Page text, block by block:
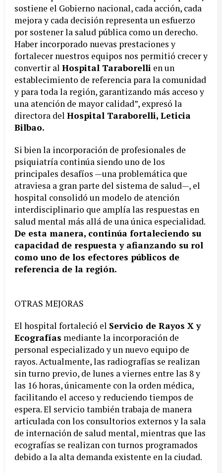
sostiene el Gobierno nacional, cada acción, cada
mejora y cada decisión representa un esfuerzo
por sostener la salud pública como un derecho.
Haber incorporado nuevas prestaciones y
fortalecer nuestros equipos nos permitió crecer y
convertir al Hospital Taraborelli en un
establecimiento de referencia para la comunidad
y para toda la región, garantizando más acceso y
una atención de mayor calidad”, expresó la
directora del Hospital Taraborelli, Leticia
Bilbao.
Si bien la incorporación de profesionales de
psiquiatría continúa siendo uno de los
principales desafíos —una problemática que
atraviesa a gran parte del sistema de salud—, el
hospital consolidó un modelo de atención
interdisciplinario que amplía las respuestas en
salud mental más allá de una única especialidad.
De esta manera, continúa fortaleciendo su
capacidad de respuesta y afianzando su rol
como uno de los efectores públicos de
referencia de la región.
OTRAS MEJORAS
El hospital fortaleció el Servicio de Rayos X y
Ecografías mediante la incorporación de
personal especializado y un nuevo equipo de
rayos. Actualmente, las radiografías se realizan
sin turno previo, de lunes a viernes entre las 8 y
las 16 horas, únicamente con la orden médica,
facilitando el acceso y reduciendo tiempos de
espera. El servicio también trabaja de manera
articulada con los consultorios externos y la sala
de internación de salud mental, mientras que las
ecografías se realizan con turnos programados
debido a la alta demanda existente en la ciudad.